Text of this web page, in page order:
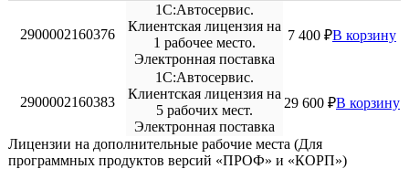
2900002160376
1С:Автосервис.
Клиентская лицензия на
1 рабочее место.
Электронная поставка
7 400 ₽В корзину
2900002160383
1С:Автосервис.
Клиентская лицензия на
5 рабочих мест.
Электронная поставка
29 600 ₽В корзину
Лицензии на дополнительные рабочие места (Для
программных продуктов версий «ПРОФ» и «КОРП»)